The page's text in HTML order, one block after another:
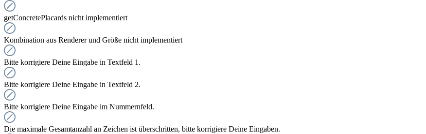
getConcretePlacards nicht implementiert
Kombination aus Renderer und Größe nicht implementiert
Bitte korrigiere Deine Eingabe in Textfeld 1.
Bitte korrigiere Deine Eingabe in Textfeld 2.
Bitte korrigiere Deine Eingabe im Nummernfeld.
Die maximale Gesamtanzahl an Zeichen ist überschritten, bitte korrigiere Deine Eingaben.